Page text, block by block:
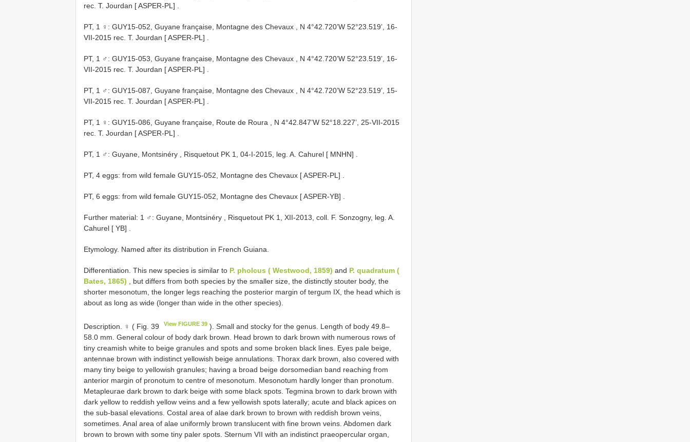
rec. T. Jourdan [ ASPER-PL]
PT, 1 ♀: GUY15-052, Guyane française, Montagne des Chevaux , N 4°42.720’W 52°23.519’, 16-
VII-2015 rec. T. Jourdan [ ASPER-PL]
PT, 1 ♂: GUY15-053, Guyane française, Montagne des Chevaux , N 4°42.720’W 52°23.519’, 16-
VII-2015 rec. T. Jourdan [ ASPER-PL]
PT, 1 ♂: GUY15-087, Guyane française, Montagne des Chevaux , N 4°42.720’W 52°23.519’, 15-
VII-2015 rec. T. Jourdan [ ASPER-PL]
PT, 1 ♀: GUY15-086, Guyane française, Route de Roura , N 4°42.847’W 52°18.227’, 25-VII-2015
rec. T. Jourdan [ ASPER-PL]
PT, 1 ♂: Guyane, Montsinéry , Risquetout PK 1, 04-I-2015, leg. A. Cahurel [ MNHN]
PT, 4 eggs: from wild female GUY15-052, Montagne des Chevaux [ ASPER-PL]
PT, 6 eggs: from wild female GUY15-052, Montagne des Chevaux [ ASPER-YB]
Further material: 1 ♂: Guyane, Montsinéry , Risquetout PK 1, XII-2013, coll. F. Sonzogny, leg. A.
Cahurel [ YB]
Etymology. Named after its distribution in French Guiana.
Differentiation. This new species is similar to P. pholcus ( Westwood, 1859) and P. quadratum (
Bates, 1865) , but differs from both species by the smaller size, the distinctly stouter body, the
shorter mesonotum, the longer legs reaching the posterior margin of tergum IX, the head which is
about as long as wide (longer than wide in the other species).
Description. ♀ ( Fig. 39 View FIGURE 39 ). Small and stocky for the genus. Length of body 49.8–
58.0 mm. General colour of body dark brown. Head brown to dark brown with numerous rows of
tiny creamish white to beige granules and spots and some broken black lines. Eyes pale beige,
antennae brown with indistinct yellowish beige annulations. Thorax dark brown, also covered with
many tiny beige to yellowish granules; having a broad beige dorsomedian band reaching from
anterior margin of pronotum to centre of mesonotum. Mesonotum hardly longer than pronotum.
Metapleurae dark brown to dark beige with some black spots. Tegmina brown to dark brown with
dark yellow to reddish yellow veins and a few yellowish spots laterally; acute and black apices on
the sub-basal elevations. Costal area of alae dark brown to brown with reddish brown veins,
sometimes. Anal area of alae uniformly brown translucent with fine brown veins. Abdomen dark
brown to brown with some tiny paler spots. Sternum VII with an indistinct praeopercular organ,